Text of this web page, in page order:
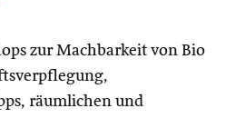
zur Machbarkeit von Bio
räumlichen und